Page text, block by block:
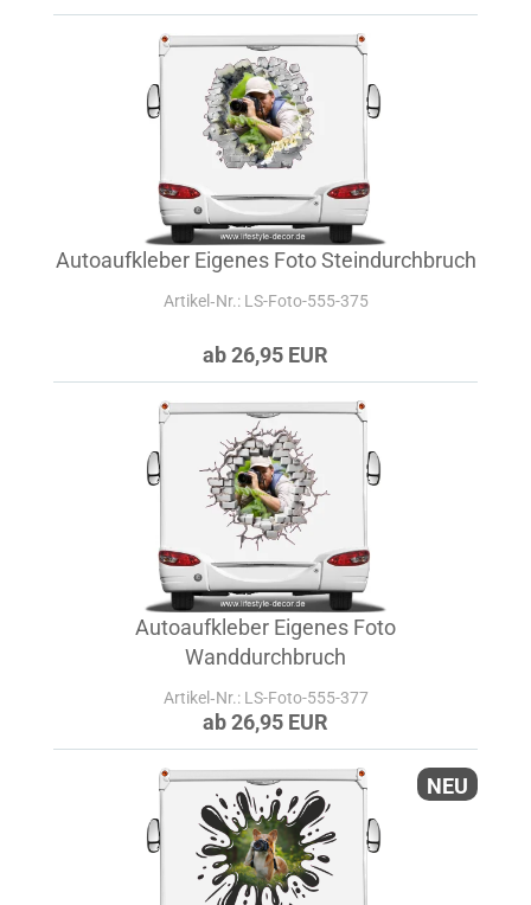
Autoaufkleber Eigenes Foto Steindurchbruch
Artikel‑Nr.: LS-Foto-555-375
ab 26,95 EUR
Autoaufkleber Eigenes Foto
Wanddurchbruch
Artikel‑Nr.: LS-Foto-555-377
ab 26,95 EUR
NEU